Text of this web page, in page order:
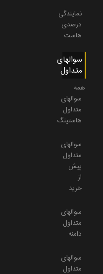
نمایندگی
درصدی
هاست
سوالهای
متداول
همه
سوالهای
متداول
هاستینگ
سوالهای
متداول
پیش
از
خرید
سوالهای
متداول
دامنه
سوالهای
متداول